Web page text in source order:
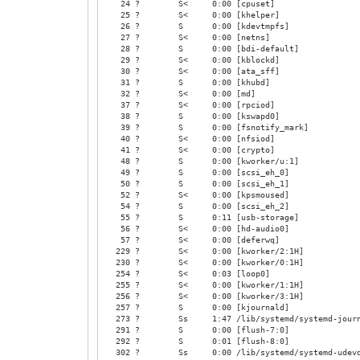
24 ? S< 0:00 [cpuset]
25 ? S< 0:00 [khelper]
26 ? S 0:00 [kdevtmpfs]
27 ? S< 0:00 [netns]
28 ? S 0:00 [bdi-default]
29 ? S< 0:00 [kblockd]
30 ? S< 0:00 [ata_sff]
31 ? S 0:00 [khubd]
32 ? S< 0:00 [md]
37 ? S< 0:00 [rpciod]
38 ? S 0:00 [kswapd0]
39 ? S 0:00 [fsnotify_mark]
40 ? S< 0:00 [nfsiod]
41 ? S< 0:00 [crypto]
48 ? S 0:00 [kworker/u:1]
49 ? S 0:00 [scsi_eh_0]
50 ? S 0:00 [scsi_eh_1]
52 ? S< 0:00 [kpsmoused]
54 ? S 0:00 [scsi_eh_2]
55 ? S 0:11 [usb-storage]
56 ? S< 0:00 [hd-audio0]
57 ? S< 0:00 [deferwq]
229 ? S< 0:00 [kworker/2:1H]
230 ? S< 0:00 [kworker/0:1H]
254 ? S< 0:03 [loop0]
255 ? S< 0:00 [kworker/1:1H]
256 ? S< 0:00 [kworker/3:1H]
257 ? S 0:00 [kjournald]
273 ? Ss 1:47 /lib/systemd/systemd-
291 ? S 0:00 [flush-7:0]
292 ? S 0:01 [flush-8:0]
302 ? Ss 0:00 /lib/systemd/systemd-udevd